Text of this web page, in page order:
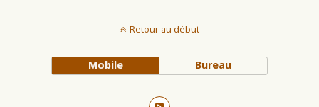
Retour au début
Mobile Bureau